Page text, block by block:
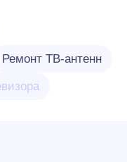
Ремонт ТВ-антенн